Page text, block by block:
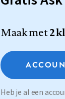
Maak met2
Heb je al een